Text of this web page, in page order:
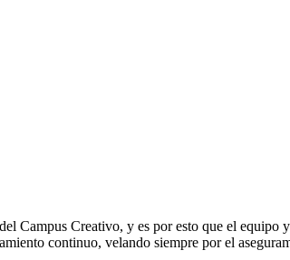
Creativo, y es por esto que el equipo
continuo, velando siempre por el